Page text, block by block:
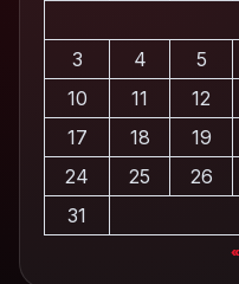
3
4 5
10
11 12
17
18 19
24
25 26
31